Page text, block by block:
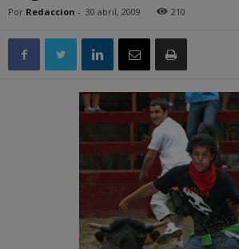
Por Redaccion - 30 abril, 2009 210